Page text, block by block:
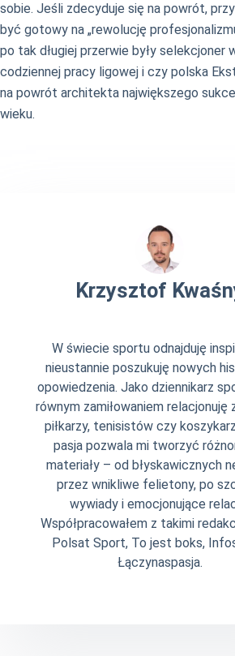
sobie. Jeśli zdecyduje się na powrót,
być gotowy na „rewolucję
po tak długiej przerwie były selekcjoner
codziennej pracy ligowej i czy polska
na powrót architekta największego
wieku.
Krzysztof
W świecie sportu odnajduję
nieustannie poszukuję nowych
opowiedzenia. Jako dziennikarz
równym zamiłowaniem relacjonuję
piłkarzy, tenisistów czy
pasja pozwala mi tworzyć
materiały – od błyskawicznych
przez wnikliwe felietony, po
wywiady i emocjonujące
Współpracowałem z takimi
Polsat Sport, To jest boks,
Łączynaspasja.